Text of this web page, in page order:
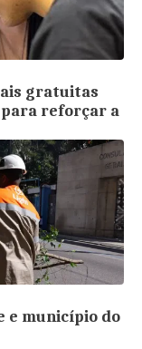
gratuitas
para reforçar a
e município do